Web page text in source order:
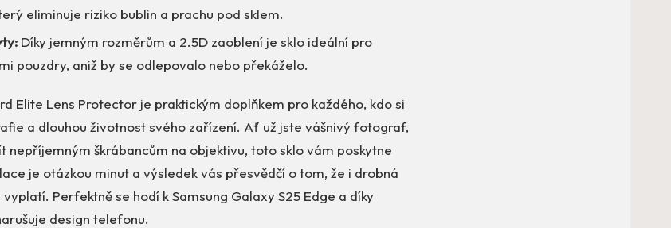
eliminuje riziko bublin a prachu pod sklem.
Díky jemným rozměrům a 2.5D zaoblení je sklo ideální pro
pouzdry, aniž by se odlepovalo nebo překáželo.
Elite Lens Protector je praktickým doplňkem pro každého, kdo si
a dlouhou životnost svého zařízení. Ať už jste vášnivý fotograf,
nepříjemným škrábancům na objektivu, toto sklo vám poskytne
je otázkou minut a výsledek vás přesvědčí o tom, že i drobná
Perfektně se hodí k Samsung Galaxy S25 Edge a díky
design telefonu.